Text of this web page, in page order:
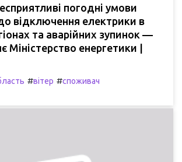
погодні умови
відключення електрики в
та аварійних зупинок —
Міністерство енергетики |
#вітер #споживач